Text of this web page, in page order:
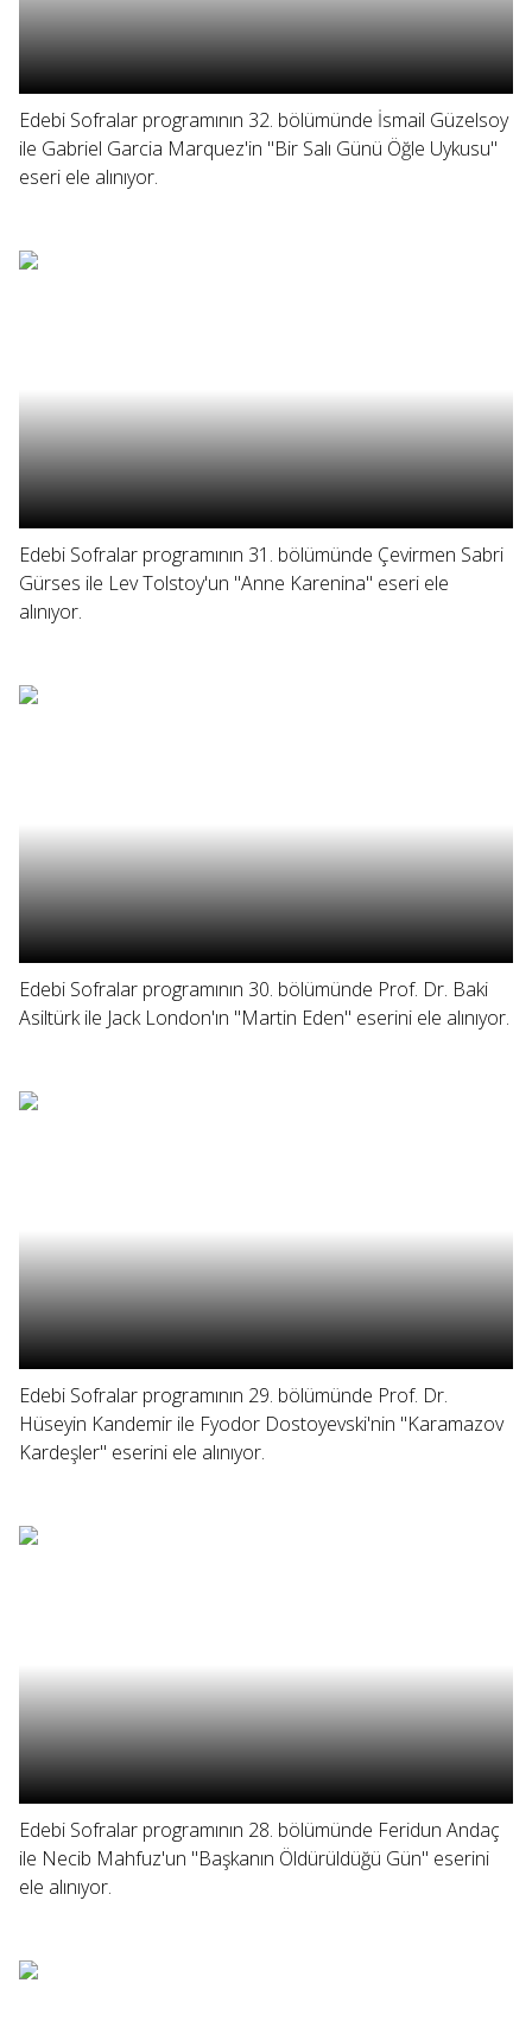
Edebi Sofralar programının 32. bölümünde İsmail Güzelsoy
ile Gabriel Garcia Marquez'in "Bir Salı Günü Öğle Uykusu"
eseri ele alınıyor.
Edebi Sofralar programının 31. bölümünde Çevirmen Sabri
Gürses ile Lev Tolstoy'un "Anne Karenina" eseri ele
alınıyor.
Edebi Sofralar programının 30. bölümünde Prof. Dr. Baki
Asiltürk ile Jack London'ın "Martin Eden" eserini ele alınıyor.
Edebi Sofralar programının 29. bölümünde Prof. Dr.
Hüseyin Kandemir ile Fyodor Dostoyevski'nin "Karamazov
Kardeşler" eserini ele alınıyor.
Edebi Sofralar programının 28. bölümünde Feridun Andaç
ile Necib Mahfuz'un "Başkanın Öldürüldüğü Gün" eserini
ele alınıyor.